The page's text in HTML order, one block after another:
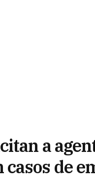
a
de